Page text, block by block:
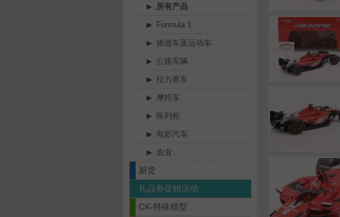
所有产品
Formula 1
旅游车及运动车
公路车辆
拉力赛车
摩托车
陈列柜
电影汽车
农业
新货
礼品券促销活动
CK-特殊模型